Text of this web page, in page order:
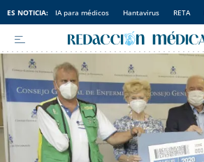
ES NOTICIA: IA para médicos Hantavirus RETA